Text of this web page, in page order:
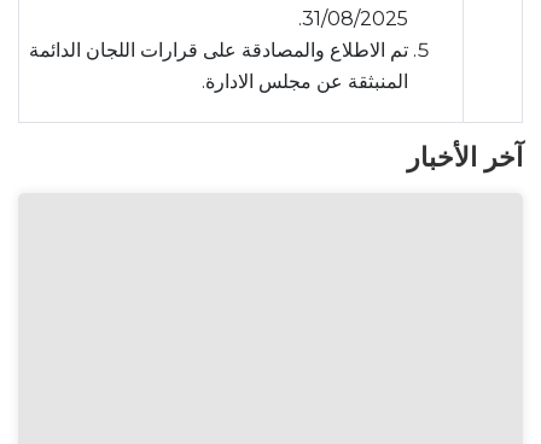
31/08/2025.
تم الاطلاع والمصادقة على قرارات اللجان الدائمة
المنبثقة عن مجلس الادارة.
آخر الأخبار